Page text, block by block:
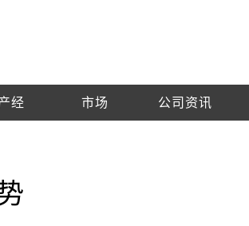
经 市场 公司资讯